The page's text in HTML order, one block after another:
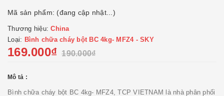
Mã sản phẩm: (đang cập nhật...)
Thương hiệu:China
Loại: Bình chữa cháy bột BC 4kg- MFZ4 - SKY
169.000₫ 190.000₫
Mô tả :
Bình chữa cháy bột BC 4kg- MFZ4, TCP VIETNAM là nhà phân phối